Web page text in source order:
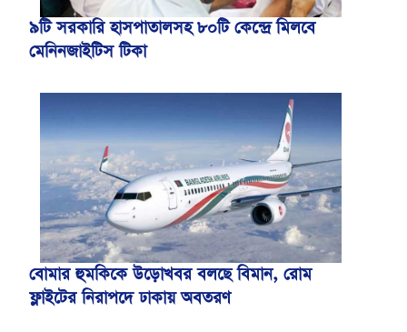
৯টি সরকারি হাসপাতালসহ ৮০টি কেন্দ্রে মিলবে
মেনিনজাইটিস টিকা
বোমার হুমকিকে উড়োখবর বলছে বিমান, রোম
ফ্লাইটের নিরাপদে ঢাকায় অবতরণ